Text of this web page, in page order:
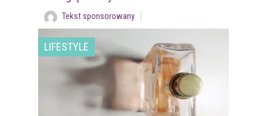
Tekst sponsorowany
LIFESTYLE